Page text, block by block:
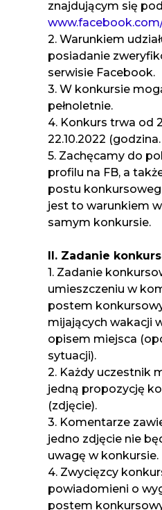
znajdującym się
2. Warunkiem
posiadanie
serwisie Facebook.
3. W konkursie
pełnoletnie.
4. Konkurs trwa od
22.10.2022
5. Zachęcamy do
profilu na FB, a
postu
jest to warunkiem
samym konkursie.
II. Zadanie
1. Zadanie
umieszczeniu w
postem
mijających wakacji
opisem miejsca
sytuacji).
2. Każdy uczestnik
jedną propozycję
(zdjęcie).
3. Komentarze
jedno zdjęcie nie
uwagę w konkursie.
4. Zwycięzcy
powiadomieni o
postem